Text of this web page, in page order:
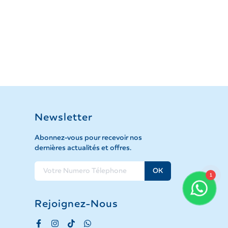
1
Newsletter
Abonnez-vous pour recevoir nos
dernières actualités et offres.
OK
Rejoignez-Nous